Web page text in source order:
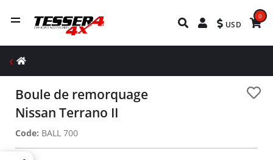
USD
0
Boule de remorquage
Nissan Terrano II
Code: BALL 700